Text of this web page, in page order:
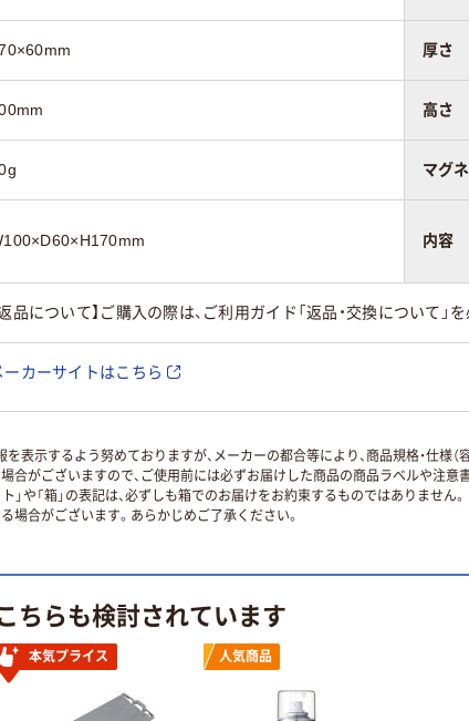
厚さ
高さ
マグ
内容
返品について】ご購入の際は、ご利用ガイド「返品・交換について」
ーカーサイトはこちら
表示するよう努めておりますが、メーカーの都合等により、商品規格・仕様
合がございますので、ご使用前には必ずお届けした商品の商品ラベルや注
」や「箱」の表記は、必ずしも箱でのお届けをお約束するものではありません。
場合がございます。あらかじめご了承ください。
ちらも検討されています
本気プライス 人気商品